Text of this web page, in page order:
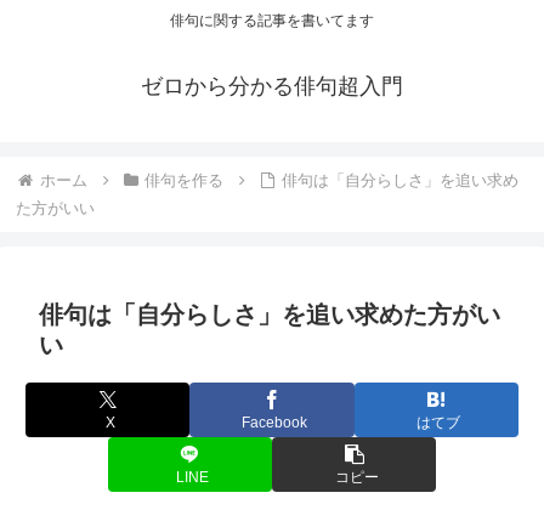
俳句に関する記事を書いてます
ゼロから分かる俳句超入門
ホーム 俳句を作る
俳句は「自分らしさ」を追い求め
た方がいい
俳句は「自分らしさ」を追い求めた方がい
い
X Facebook はてブ
LINE コピー